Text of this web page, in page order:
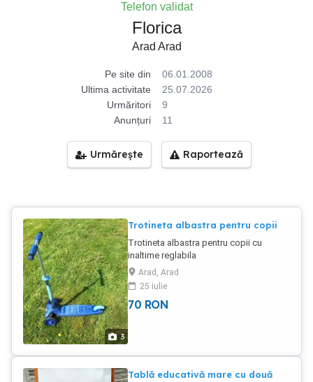
Telefon validat
Florica
Arad Arad
Pe site din
06.01.2008
Ultima activitate
25.07.2026
Urmăritori
9
Anunțuri
11
Urmărește Raportează
3
Trotineta albastra pentru copii
Trotineta albastra pentru copii cu
inaltime reglabila
Arad, Arad
25 iulie
70 RON
Tablă educativă mare cu două